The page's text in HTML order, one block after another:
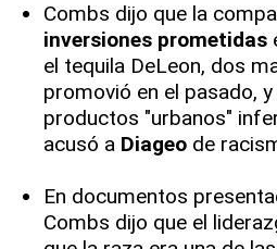
Combs dijo que la
inversiones prometidas
el tequila DeLeon, dos
promovió en el pasado,
productos "urbanos"
acusó a Diageo de
En documentos
Combs dijo que el